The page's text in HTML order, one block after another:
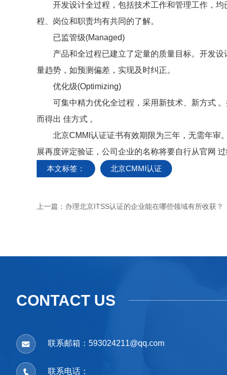
开发设计全过程，包括技术工作和管理工作，均
程、岗位和职责均有共同的了解。
已监管级(Managed)
产品和全过程已建立了定量的质量目标。开发设
量趋势，如预测偏差，实现及时纠正。
优化级(Optimizing)
可集中精力优化全过程，采用新技术、新方式 。
而得出 佳方式 。
北京CMMI认证证书有效期限为三年，无需年审
展再度评定验证，公司企业的名称将要自行从官网
本文标签：
北京CMMI认证
上一篇： 办理北京ITSS认证的企业能在哪些领域有所收获？
CONTACT US
联系邮箱：593024211@qq.com
联系电话：